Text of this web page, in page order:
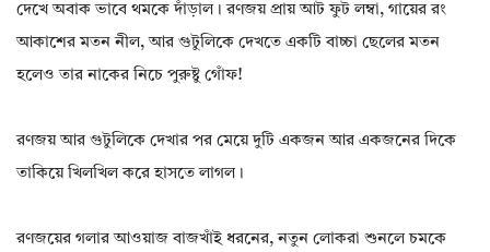
দেখে অবাক ভাবে থমকে দাঁড়াল। রণজয় প্রায় আট ফুট লম্বা, গায়ের রং
আকাশের মতন নীল, আর গুটুলিকে দেখতে একটি বাচ্চা ছেলের মতন
হলেও তার নাকের নিচে পুরুষ্টু গোঁফ!
রণজয় আর গুটুলিকে দেখার পর মেয়ে দুটি একজন আর একজনের দিকে
তাকিয়ে খিলখিল করে হাসতে লাগল।
রণজয়ের গলার আওয়াজ বাজখাঁই ধরনের, নতুন লোকরা শুনলে চমকে